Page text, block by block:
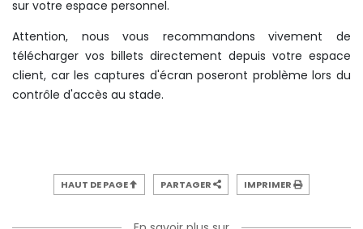
sur votre espace personnel.
Attention, nous vous recommandons vivement de
télécharger vos billets directement depuis votre espace
client, car les captures d'écran poseront problème lors du
contrôle d'accès au stade.
HAUT DE PAGE PARTAGER IMPRIMER